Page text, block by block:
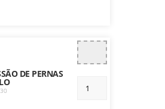
DE PERNAS